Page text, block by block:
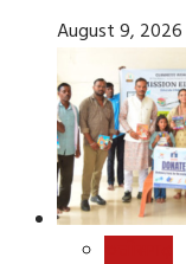
August 9, 2026